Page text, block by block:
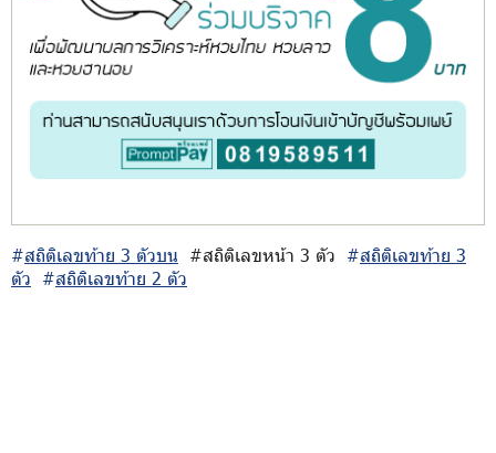
#สถิติเลขท้าย 3 ตัวบน #สถิติเลขหน้า 3 ตัว #สถิติเลขท้าย 3
ตัว #สถิติเลขท้าย 2 ตัว